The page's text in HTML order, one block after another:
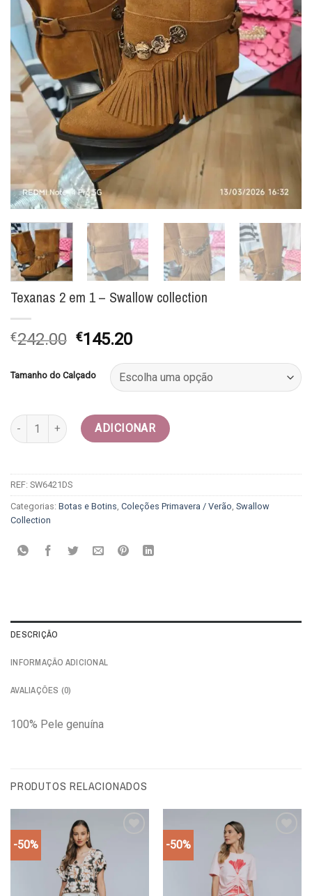
Texanas 2 em 1 – Swallow collection
€242.00 O
original
€145.20O
atual
é:
Tamanho do Calçado
Quantidade de Texanas 2 em 1 - Swallow collection
ADICIONAR
REF: SW6421DS
Categorias: Botas e Botins, Coleções Primavera / Verão, Swallow
Collection
DESCRIÇÃO
INFORMAÇÃO ADICIONAL
AVALIAÇÕES (0)
100% Pele genuína
PRODUTOS RELACIONADOS
-50% -50%